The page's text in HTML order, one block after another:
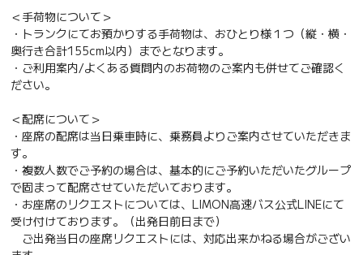
＜手荷物について＞
・トランクにてお預かりする手荷物は、おひとり様１つ（縦・横・
奥行き合計155cm以内）までとなります。
・ご利用案内/よくある質問内のお荷物のご案内も併せてご確認く
ださい。
＜配席について＞
・座席の配席は当日乗車時に、乗務員よりご案内させていただきま
す。
・複数人数でご予約の場合は、基本的にご予約いただいたグループ
で固まって配席させていただいております。
・お座席のリクエストについては、LIMON高速バス公式LINEにて
受け付けております。（出発日前日まで）
ご出発当日の座席リクエストには、対応出来かねる場合がござい